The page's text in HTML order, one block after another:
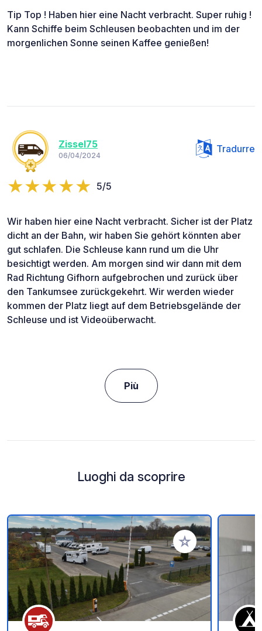
Tip Top ! Haben hier eine Nacht verbracht. Super ruhig !
Kann Schiffe beim Schleusen beobachten und im der
morgenlichen Sonne seinen Kaffee genießen!
Zissel75
06/04/2024
Tradurre
5/5
Wir haben hier eine Nacht verbracht. Sicher ist der Platz
dicht an der Bahn, wir haben Sie gehört könnten aber
gut schlafen. Die Schleuse kann rund um die Uhr
besichtigt werden. Am morgen sind wir dann mit dem
Rad Richtung Gifhorn aufgebrochen und zurück über
den Tankumsee zurückgekehrt. Wir werden wieder
kommen der Platz liegt auf dem Betriebsgelände der
Schleuse und ist Videoüberwacht.
Più
Luoghi da scoprire
Aggiungi ai tuoi